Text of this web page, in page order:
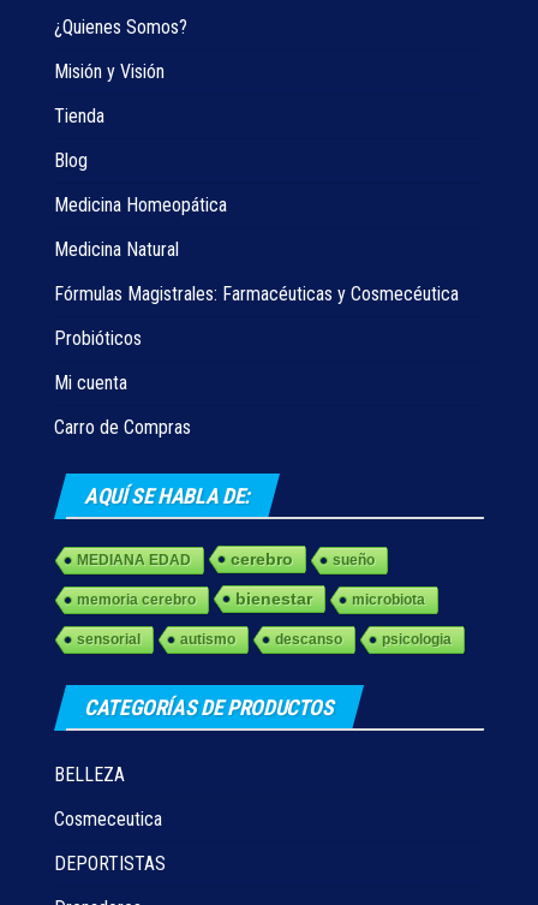
¿Quienes Somos?
Misión y Visión
Tienda
Blog
Medicina Homeopática
Medicina Natural
Fórmulas Magistrales: Farmacéuticas y Cosmecéutica
Probióticos
Mi cuenta
Carro de Compras
AQUÍ SE HABLA DE:
MEDIANA EDAD cerebro sueño
memoria cerebro bienestar microbiota
sensorial autismo descanso psicologia
CATEGORÍAS DE PRODUCTOS
BELLEZA
Cosmeceutica
DEPORTISTAS